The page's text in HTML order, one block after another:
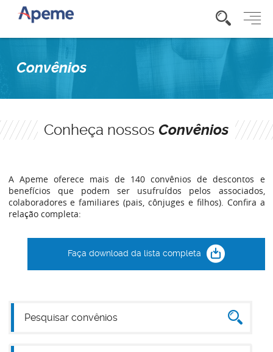
Convênios
Conheça nossos Convênios
A Apeme oferece mais de 140 convênios de descontos e
benefícios que podem ser usufruídos pelos associados,
colaboradores e familiares (pais, cônjuges e filhos). Confira a
relação completa:
Faça download da lista completa